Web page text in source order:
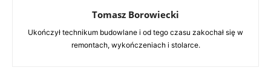
Tomasz Borowiecki
Ukończył technikum budowlane i od tego czasu zakochał się w
remontach, wykończeniach i stolarce.